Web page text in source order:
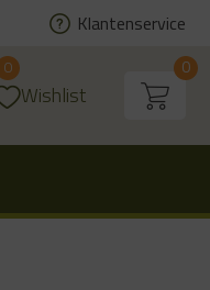
Klantenservice
0
Wishlist
0